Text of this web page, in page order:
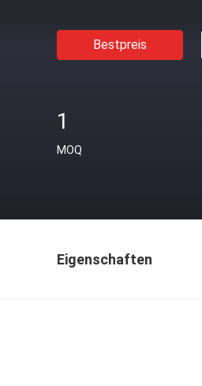
Bestpreis
1
MOQ
Eigenschaften